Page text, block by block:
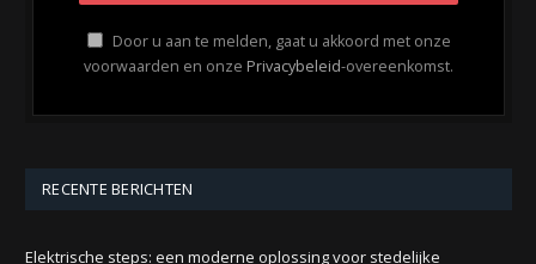
Door u aan te melden, gaat u akkoord met onze
voorwaarden en onze Privacybeleid-overeenkomst.
RECENTE BERICHTEN
Elektrische steps: een moderne oplossing voor stedelijke